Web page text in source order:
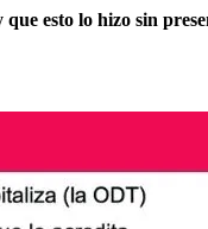
esto lo hizo sin